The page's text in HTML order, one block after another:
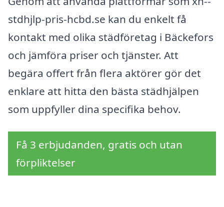
stdhjlp-pris-hcbd.se kan du enkelt få
kontakt med olika städföretag i Bäckefors
och jämföra priser och tjänster. Att
begära offert från flera aktörer gör det
enklare att hitta den bästa städhjälpen
som uppfyller dina specifika behov.
Få 3 erbjudanden, gratis och utan
förpliktelser